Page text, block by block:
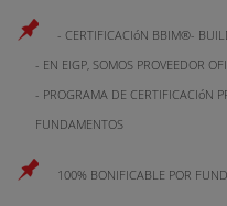
- CERTIFICACIóN BBIM®-
- EN EIGP, SOMOS PROVEEDOR
- PROGRAMA DE CERTIFICACIóN
FUNDAMENTOS
100% BONIFICABLE POR